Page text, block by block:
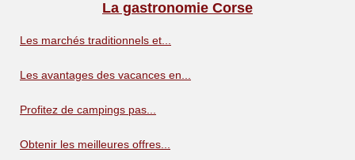
La gastronomie Corse
Les marchés traditionnels et...
Les avantages des vacances en...
Profitez de campings pas...
Obtenir les meilleures offres...